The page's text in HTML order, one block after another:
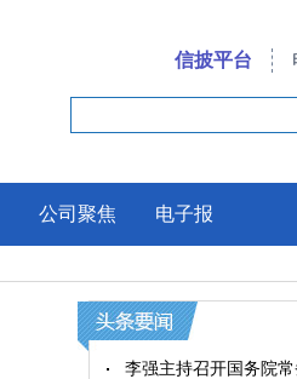
信披平台
公司聚焦 电子报
李强主持召开国务院